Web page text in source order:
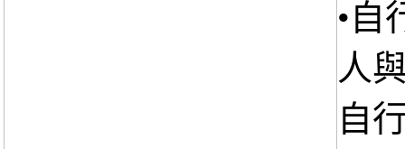
•自
人
自